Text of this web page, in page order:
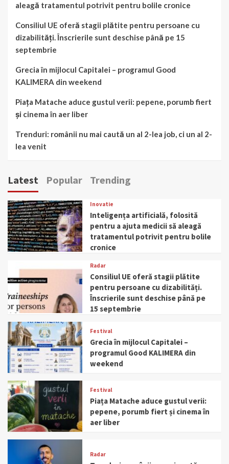
aleagă tratamentul potrivit pentru bolile cronice
Consiliul UE oferă stagii plătite pentru persoane cu
dizabilități. Înscrierile sunt deschise până pe 15
septembrie
Grecia în mijlocul Capitalei – programul Good
KALIMERA din weekend
Piața Matache aduce gustul verii: pepene, porumb fiert
și cinema în aer liber
Trenduri: românii nu mai caută un al 2-lea job, ci un al 2-
lea venit
Latest Popular Trending
Inovatie
Inteligența artificială, folosită
pentru a ajuta medicii să aleagă
tratamentul potrivit pentru bolile
cronice
Radar
Consiliul UE oferă stagii plătite
pentru persoane cu dizabilități.
Înscrierile sunt deschise până pe
15 septembrie
Festival
Grecia în mijlocul Capitalei –
programul Good KALIMERA din
weekend
Festival
Piața Matache aduce gustul verii:
pepene, porumb fiert și cinema în
aer liber
Radar